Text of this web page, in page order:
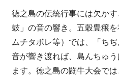
徳之島の伝統行事には欠か
鼓」の音の響き。五穀豊穣を
ムチタボレ等）では、「ち
音が響き渡れば、島んちゅ
ます。徳之島の闘牛大会で